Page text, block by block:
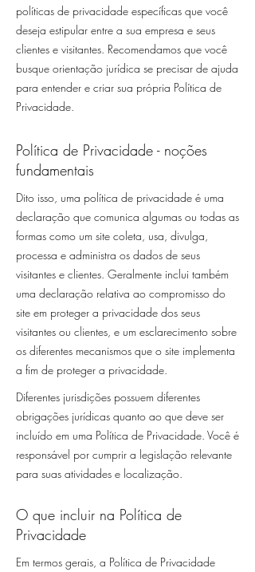
políticas de privacidade específicas que você
deseja estipular entre a sua empresa e seus
clientes e visitantes. Recomendamos que você
busque orientação jurídica se precisar de ajuda
para entender e criar sua própria Política de
Privacidade.
Política de Privacidade - noções
fundamentais
Dito isso, uma política de privacidade é uma
declaração que comunica algumas ou todas as
formas como um site coleta, usa, divulga,
processa e administra os dados de seus
visitantes e clientes. Geralmente inclui também
uma declaração relativa ao compromisso do
site em proteger a privacidade dos seus
visitantes ou clientes, e um esclarecimento sobre
os diferentes mecanismos que o site implementa
a fim de proteger a privacidade.
Diferentes jurisdições possuem diferentes
obrigações jurídicas quanto ao que deve ser
incluído em uma Política de Privacidade. Você é
responsável por cumprir a legislação relevante
para suas atividades e localização.
O que incluir na Política de
Privacidade
Em termos gerais, a Política de Privacidade